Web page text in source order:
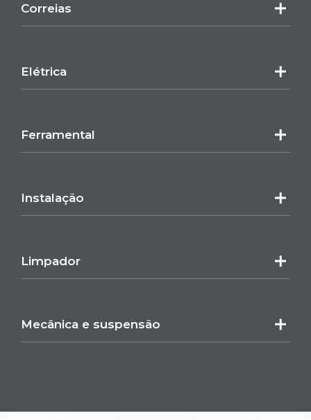
Correias
Elétrica
Ferramental
Instalação
Limpador
Mecânica e suspensão